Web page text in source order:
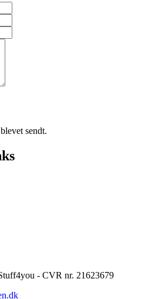
sendt.
- CVR nr. 21623679